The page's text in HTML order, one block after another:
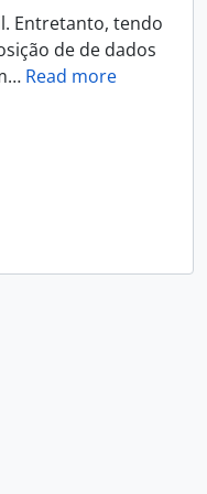
Entretanto, tendo
de de dados
… Read more